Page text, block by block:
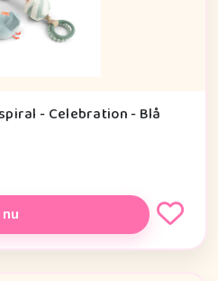
- Celebration - Blå